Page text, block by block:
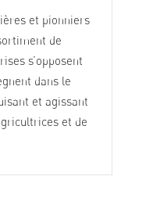
et pionniers
de
s’opposent
dans le
et agissant
et de